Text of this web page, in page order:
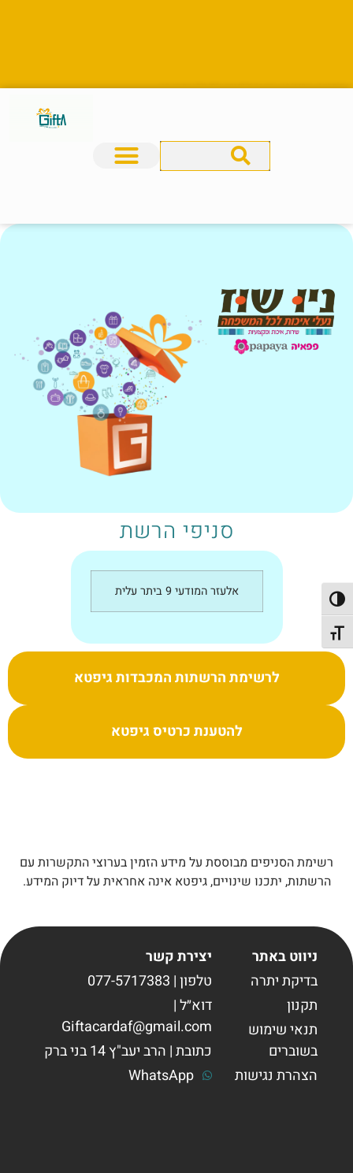
הפעל/כבה ניגודיות גבוהה
מתג גודל גופן
סניפי הרשת
אלעזר המודעי 9 ביתר עלית
לרשימת הרשתות המכבדות גיפטא
להטענת כרטיס גיפטא
רשימת הסניפים מבוססת על מידע הזמין בערוצי התקשרות עם
הרשתות, יתכנו שינויים, גיפטא אינה אחראית על דיוק המידע.
ניווט באתר
בדיקת יתרה
תקנון
תנאי שימוש
בשוברים
הצהרת נגישות
יצירת קשר
טלפון | 077-5717383
דוא״ל |
Giftacardaf@gmail.com
כתובת | הרב יעב"ץ 14 בני ברק
WhatsApp